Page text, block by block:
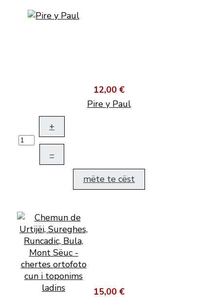
12,00 €
Pire y Paul
+
–
mëte te cëst
15,00 €